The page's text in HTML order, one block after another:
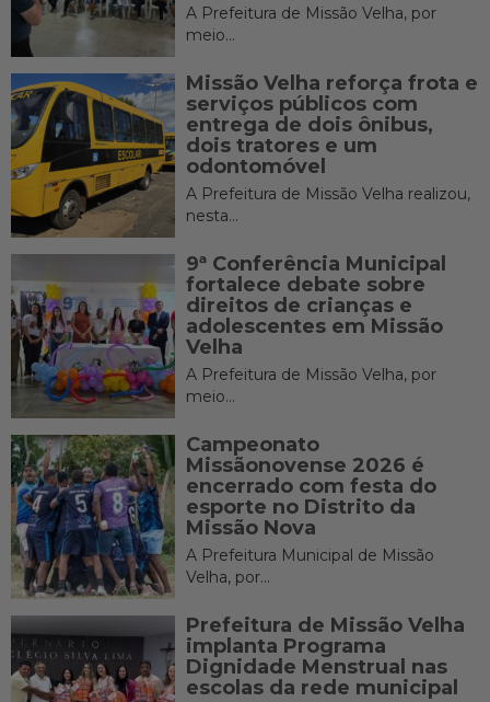
A Prefeitura de Missão Velha, por
meio...
Missão Velha reforça frota e
serviços públicos com
entrega de dois ônibus,
dois tratores e um
odontomóvel
A Prefeitura de Missão Velha realizou,
nesta...
9ª Conferência Municipal
fortalece debate sobre
direitos de crianças e
adolescentes em Missão
Velha
A Prefeitura de Missão Velha, por
meio...
Campeonato
Missãonovense 2026 é
encerrado com festa do
esporte no Distrito da
Missão Nova
A Prefeitura Municipal de Missão
Velha, por...
Prefeitura de Missão Velha
implanta Programa
Dignidade Menstrual nas
escolas da rede municipal